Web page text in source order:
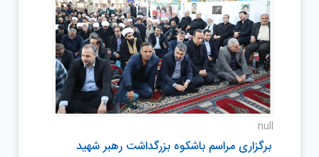
null
برگزاری مراسم باشکوه بزرگداشت رهبر شهید